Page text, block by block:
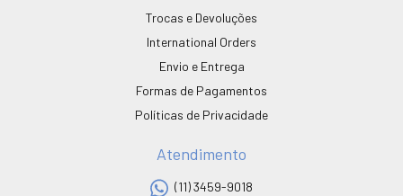
Trocas e Devoluções
International Orders
Envio e Entrega
Formas de Pagamentos
Políticas de Privacidade
Atendimento
(11) 3459-9018